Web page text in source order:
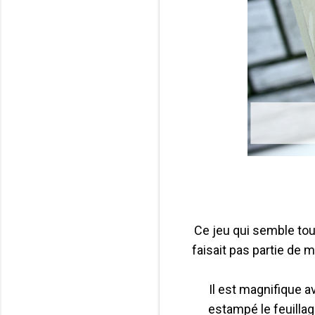
Ce jeu qui semble
faisait pas partie de
Il est magnifique
estampé le